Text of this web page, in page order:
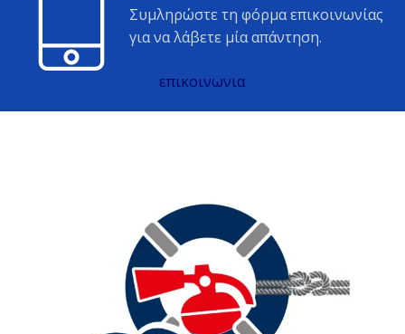
Συμληρώστε τη φόρμα επικοινωνίας
για να λάβετε μία απάντηση.
επικοινωνια